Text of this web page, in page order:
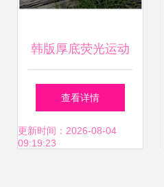
韩版厚底荧光运动
鞋 春夏潮流必备，
舒适与时尚兼具
查看详情
更新时间：2026-08-04
09:19:23